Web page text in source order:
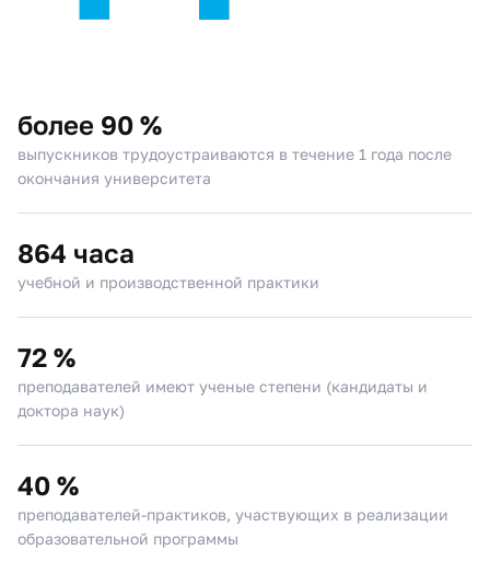
более 90 %
выпускников трудоустраиваются в течение 1 года после
окончания университета
864 часа
учебной и производственной практики
72 %
преподавателей имеют ученые степени (кандидаты и
доктора наук)
40 %
преподавателей-практиков, участвующих в реализации
образовательной программы